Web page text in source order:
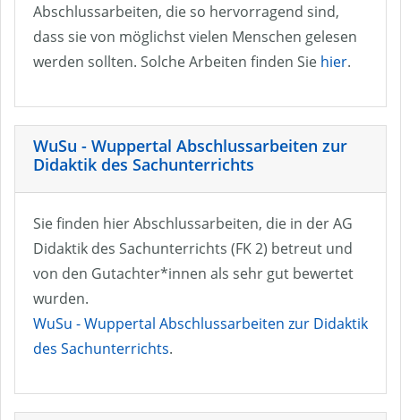
Abschlussarbeiten, die so hervorragend sind,
dass sie von möglichst vielen Menschen gelesen
werden sollten. Solche Arbeiten finden Sie hier.
WuSu - Wuppertal Abschlussarbeiten zur
Didaktik des Sachunterrichts
Sie finden hier Abschlussarbeiten, die in der AG
Didaktik des Sachunterrichts (FK 2) betreut und
von den Gutachter*innen als sehr gut bewertet
wurden.
WuSu - Wuppertal Abschlussarbeiten zur Didaktik
des Sachunterrichts.